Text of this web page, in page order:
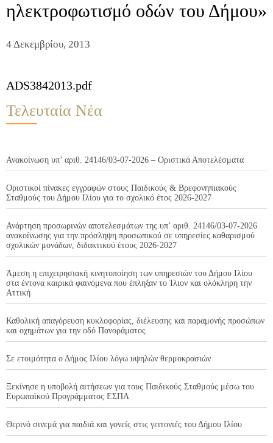
ηλεκτροφωτισμό οδών του Δήμου»
4 Δεκεμβρίου, 2013
ADS3842013.pdf
Τελευταία Νέα
Ανακοίνωση υπ’ αριθ. 24146/03-07-2026 – Οριστικά Αποτελέσματα
Οριστικοί πίνακες εγγραφών στους Παιδικούς & Βρεφονηπιακούς
Σταθμούς του Δήμου Ιλίου για το σχολικό έτος 2026-2027
Ανάρτηση προσωρινών αποτελεσμάτων της υπ’ αριθ. 24146/03-07-2026
ανακοίνωσης για την πρόσληψη προσωπικού σε υπηρεσίες καθαρισμού
σχολικών μονάδων, διδακτικού έτους 2026-2027
Άμεση η επιχειρησιακή κινητοποίηση των υπηρεσιών του Δήμου Ιλίου
στα έντονα καιρικά φαινόμενα που έπληξαν το Ίλιον και ολόκληρη την
Αττική
Καθολική απαγόρευση κυκλοφορίας, διέλευσης και παραμονής προσώπων
και οχημάτων για την οδό Πανοράματος
Σε ετοιμότητα ο Δήμος Ιλίου λόγω υψηλών θερμοκρασιών
Ξεκίνησε η υποβολή αιτήσεων για τους Παιδικούς Σταθμούς μέσω του
Ευρωπαϊκού Προγράμματος ΕΣΠΑ
Θερινό σινεμά για παιδιά και γονείς στις γειτονιές του Δήμου Ιλίου